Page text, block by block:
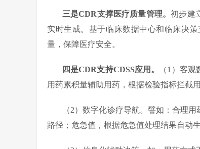
三是CDR支撑医疗质量管理。初步建
实时生成。基于临床数据中心和临床决
量，保障医疗安全。
四是CDR支持CDSS应用。
（1）客
用药累积量辅助用药，根据检验指标拦截
（2）数字化诊疗导航。譬如：合理
路径；危急值，根据危急值处理结果自动